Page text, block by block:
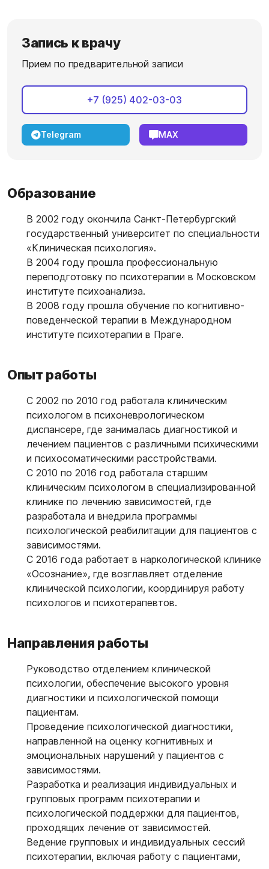
Запись к врачу
Прием по предварительной записи
+7 (925) 402-03-03
Telegram MAX
Образование
В 2002 году окончила Санкт-Петербургский
государственный университет по специальности
«Клиническая психология».
В 2004 году прошла профессиональную
переподготовку по психотерапии в Московском
институте психоанализа.
В 2008 году прошла обучение по когнитивно-
поведенческой терапии в Международном
институте психотерапии в Праге.
Опыт работы
С 2002 по 2010 год работала клиническим
психологом в психоневрологическом
диспансере, где занималась диагностикой и
лечением пациентов с различными психическими
и психосоматическими расстройствами.
С 2010 по 2016 год работала старшим
клиническим психологом в специализированной
клинике по лечению зависимостей, где
разработала и внедрила программы
психологической реабилитации для пациентов с
зависимостями.
С 2016 года работает в наркологической клинике
«Осознание», где возглавляет отделение
клинической психологии, координируя работу
психологов и психотерапевтов.
Направления работы
Руководство отделением клинической
психологии, обеспечение высокого уровня
диагностики и психологической помощи
пациентам.
Проведение психологической диагностики,
направленной на оценку когнитивных и
эмоциональных нарушений у пациентов с
зависимостями.
Разработка и реализация индивидуальных и
групповых программ психотерапии и
психологической поддержки для пациентов,
проходящих лечение от зависимостей.
Ведение групповых и индивидуальных сессий
психотерапии, включая работу с пациентами,